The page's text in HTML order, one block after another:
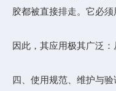
胶都被直接排走。它必
因此，其应用极其广泛
四、使用规范、维护与验